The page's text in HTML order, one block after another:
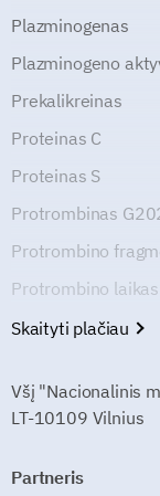
Plazminogenas
Plazminogeno
Prekalikreinas
Proteinas C
Proteinas S
Protrombinas
Protrombino
Protrombino laikas
Skaityti plačiau
Všį "Nacionalinis
LT-10109 Vilnius
Partneris